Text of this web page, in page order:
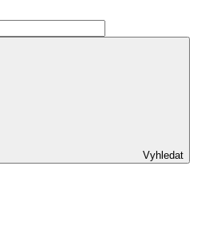
Vyhledat